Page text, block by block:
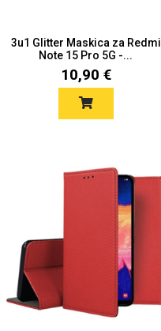
3u1 Glitter Maskica za Redmi
Note 15 Pro 5G -...
10,90 €